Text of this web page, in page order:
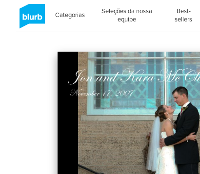
Categorias
Seleções da nossa
equipe
Best-
sellers